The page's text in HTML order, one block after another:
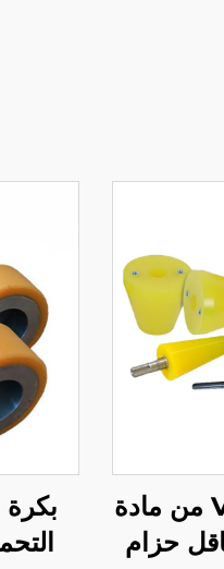
بكرة على شكل V من مادة
حزام
بكرة